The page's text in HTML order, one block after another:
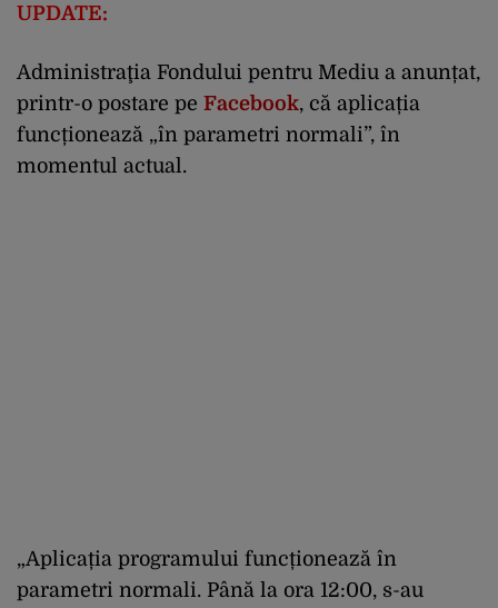
UPDATE:
Administraţia Fondului pentru Mediu a anunțat,
printr-o postare pe Facebook, că aplicația
funcționează „în parametri normali”, în
momentul actual.
„Aplicația programului funcționează în
parametri normali. Până la ora 12:00, s-au